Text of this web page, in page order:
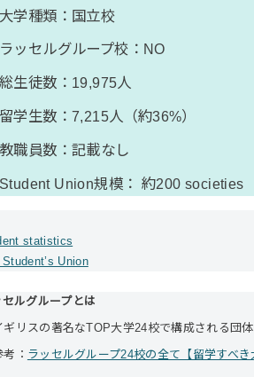
大学種類：国立校
ラッセルグループ校：NO
総生徒数：19,975人
留学生数：7,215人（約36%）
教職員数：記載なし
Student Union規模： 約200 societies
statistics
Union
セルグループとは
ギリスの著名なTOP大学24校で構成される団
考： ラッセルグループ24校の全て【留学すべ